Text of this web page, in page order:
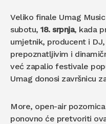
Veliko finale Umag
subotu,18. srpnja, kada
umjetnik, producent i DJ,
prepoznatljivim i
već zapalio festivale
Umag donosi završnicu
More, open-air
ponovno će pretvoriti